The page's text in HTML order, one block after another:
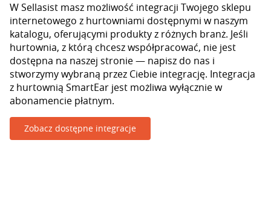
W Sellasist masz możliwość integracji Twojego sklepu
internetowego z hurtowniami dostępnymi w naszym
katalogu, oferującymi produkty z różnych branż. Jeśli
hurtownia, z którą chcesz współpracować, nie jest
dostępna na naszej stronie — napisz do nas i
stworzymy wybraną przez Ciebie integrację. Integracja
z hurtownią SmartEar jest możliwa wyłącznie w
abonamencie płatnym.
Zobacz dostępne integracje